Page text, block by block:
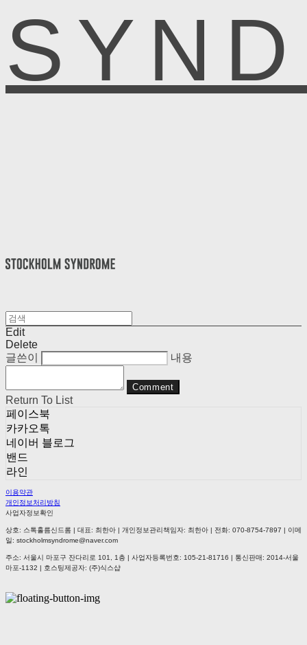
Edit
Delete
글쓴이
내용
Comment
Return To List
페이스북
카카오톡
네이버 블로그
밴드
라인
이용약관
개인정보처리방침
사업자정보확인
상호: 스톡홀름신드롬 | 대표: 최한아 | 개인정보관리책임자: 최한아 | 전화: 070-8754-7897 | 이메
일: stockholmsyndrome@naver.com
주소: 서울시 마포구 잔다리로 101, 1층 | 사업자등록번호: 105-21-81716 | 통신판매: 2014-서울
마포-1132 | 호스팅제공자: (주)식스샵